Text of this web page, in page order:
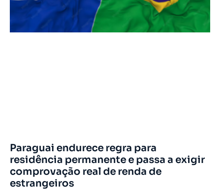
Paraguai endurece regra para
residência permanente e passa a exigir
comprovação real de renda de
estrangeiros